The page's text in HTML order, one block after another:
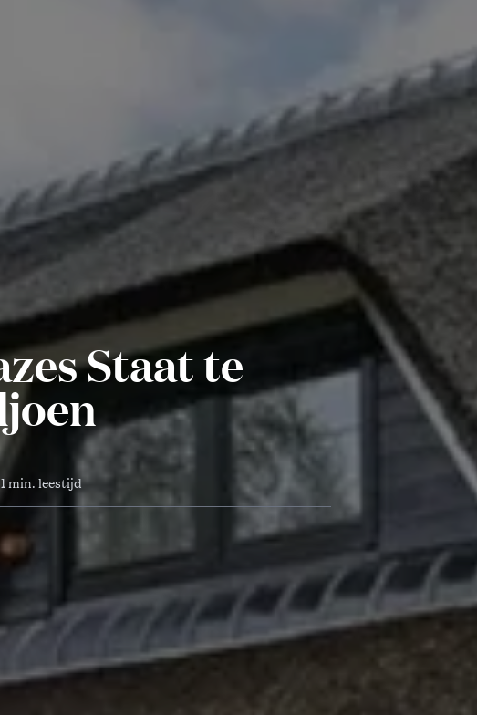
Staat te
1 min. leestijd